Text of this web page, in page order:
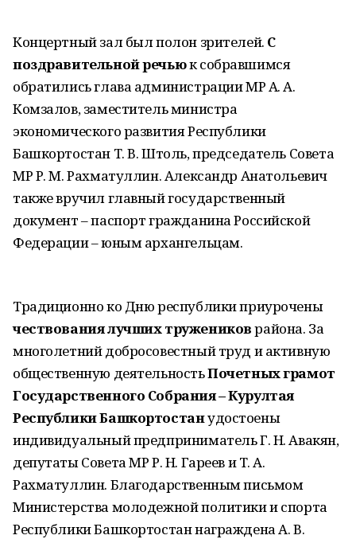
Концертный зал был полон зрителей. С
поздравительной речьюк собравшимся
обратились глава администрации МР А. А.
Комзалов, заместитель министра
экономического развития Республики
Башкортостан Т. В. Штоль, председатель Совета
МР Р. М. Рахматуллин. Александр Анатольевич
также вручил главный государственный
документ – паспорт гражданина Российской
Федерации – юным архангельцам.
Традиционно ко Дню республики приурочены
чествования лучших тружениковрайона. За
многолетний добросовестный труд и активную
общественную деятельностьПочетных грамот
Государственного Собрания – Курултая
Республики Башкортостанудостоены
индивидуальный предприниматель Г. Н. Авакян,
депутаты Совета МР Р. Н. Гареев и Т. А.
Рахматуллин. Благодарственным письмом
Министерства молодежной политики и спорта
Республики Башкортостан награждена А. В.